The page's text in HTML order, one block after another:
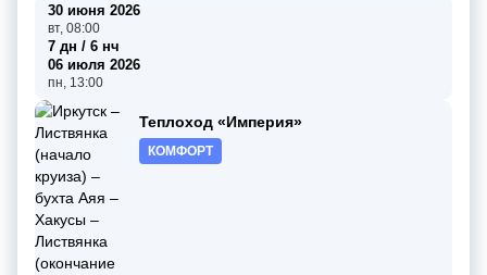
30 июня 2026
вт, 08:00
7 дн / 6 нч
06 июля 2026
пн, 13:00
Теплоход «Империя»
КОМФОРТ